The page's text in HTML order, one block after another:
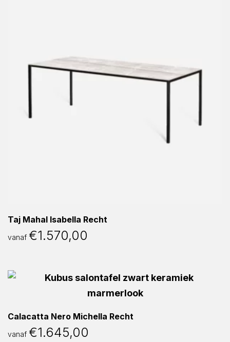
Taj Mahal Isabella Recht
vanaf €1.570,00
Calacatta Nero Michella Recht
vanaf €1.645,00